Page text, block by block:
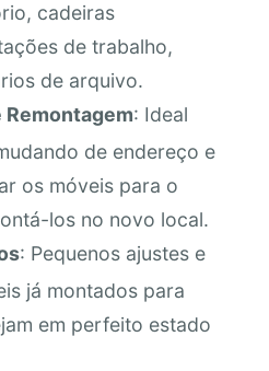
cadeiras
de trabalho,
de arquivo.
Remontagem: Ideal
de endereço e
os móveis para o
los no novo local.
: Pequenos ajustes e
já montados para
em perfeito estado